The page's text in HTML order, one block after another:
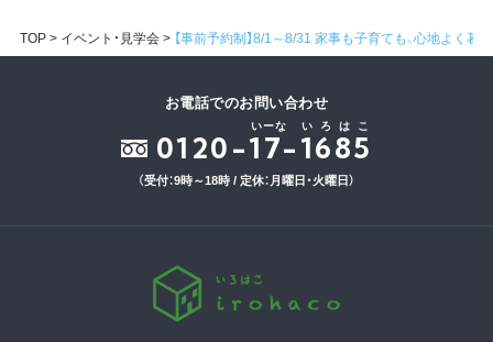
TOP イベント・見学会 【事前予約制】8/1～8/31 家事も子育ても、心地よく暮
お電話でのお問い合わせ
いーな いろはこ
0120-17-1685
（受付：9時～18時 / 定休：月曜日・火曜日）